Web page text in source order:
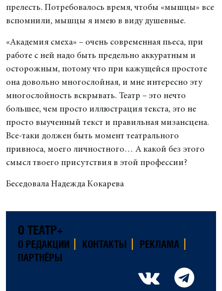
прелесть. Потребовалось время, чтобы «мышцы» все
вспомнили, мышцы я имею в виду душевные.
«Академия смеха» – очень современная пьеса, при
работе с ней надо быть предельно аккуратным и
осторожным, потому что при кажущейся простоте
она довольно многослойная, и мне интересно эту
многослойность вскрывать. Театр – это нечто
большее, чем просто иллюстрация текста, это не
просто выученный текст и правильная мизансцена.
Все-таки должен быть момент театрального
привноса, моего личностного… А какой без этого
смысл твоего присутствия в этой профессии?
Беседовала Надежда Кокарева
О ТЕАТР+
О РЕДАКЦИИ КОНТАКТЫ
РЕКЛАМА
ПАРТНЁРЫ